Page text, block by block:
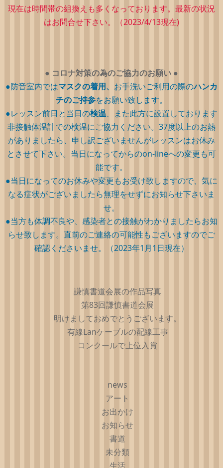
現在は時間帯の組換えも多くなっております。最新の状況
はお問合せ下さい。（2023/4/13現在)
● コロナ対策の為のご協力のお願い ●
●防音室内ではマスクの着用、 お手洗いご利用の際のハンカ
チのご持参をお願い致します。
●レッスン前日と当日の検温、また此方に設置しております
非接触体温計での検温にご協力ください。37度以上のお熱
がありましたら、申し訳ございませんがレッスンはお休み
とさせて下さい。当日になってからのon-lineへの変更も可
能です。
●当日になってのお休みや変更もお受け致しますので、気に
なる症状がございましたら無理をせずにお知らせ下さいま
せ。
●当方も体調不良や、感染者との接触がわかりましたらお知
らせ致します。直前のご連絡の可能性もございますのでご
確認くださいませ。（2023年1月1日現在）
謙慎書道会展の作品写真
第83回謙慎書道会展
明けましておめでとうございます。
有線Lanケーブルの配線工事
コンクールで上位入賞
news
アート
お出かけ
お知らせ
書道
未分類
生活